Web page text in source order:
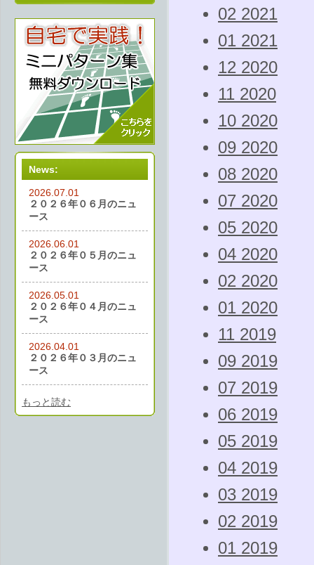
News:
2026.07.01
２０２６年０６月のニュ
ース
2026.06.01
２０２６年０５月のニュ
ース
2026.05.01
２０２６年０４月のニュ
ース
2026.04.01
２０２６年０３月のニュ
ース
もっと読む
02 2021
01 2021
12 2020
11 2020
10 2020
09 2020
08 2020
07 2020
05 2020
04 2020
02 2020
01 2020
11 2019
09 2019
07 2019
06 2019
05 2019
04 2019
03 2019
02 2019
01 2019